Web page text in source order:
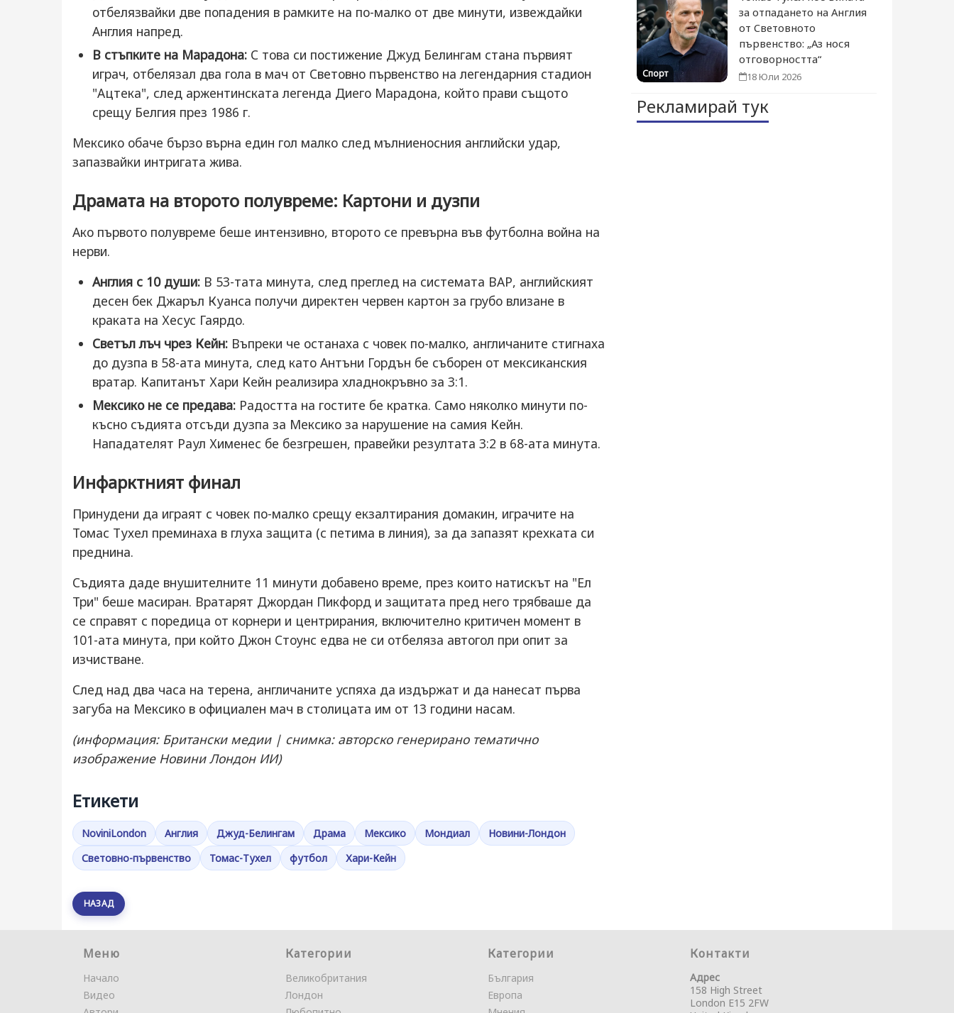
отбелязвайки две попадения в рамките на по-малко от две минути, извеждайки
Англия напред.
В стъпките на Марадона: С това си постижение Джуд Белингам стана първият
играч, отбелязал два гола в мач от Световно първенство на легендарния стадион
"Ацтека", след аржентинската легенда Диего Марадона, който прави същото
срещу Белгия през 1986 г.
Мексико обаче бързо върна един гол малко след мълниеносния английски удар,
запазвайки интригата жива.
Драмата на второто полувреме: Картони и дузпи
Ако първото полувреме беше интензивно, второто се превърна във футболна война на
нерви.
Англия с 10 души: В 53-тата минута, след преглед на системата ВАР, английският
десен бек Джаръл Куанса получи директен червен картон за грубо влизане в
краката на Хесус Гаярдо.
Светъл лъч чрез Кейн: Въпреки че останаха с човек по-малко, англичаните стигнаха
до дузпа в 58-ата минута, след като Антъни Гордън бе съборен от мексиканския
вратар. Капитанът Хари Кейн реализира хладнокръвно за 3:1.
Мексико не се предава: Радостта на гостите бе кратка. Само няколко минути по-
късно съдията отсъди дузпа за Мексико за нарушение на самия Кейн.
Нападателят Раул Хименес бе безгрешен, правейки резултата 3:2 в 68-ата минута.
Инфарктният финал
Принудени да играят с човек по-малко срещу екзалтирания домакин, играчите на
Томас Тухел преминаха в глуха защита (с петима в линия), за да запазят крехката си
преднина.
Съдията даде внушителните 11 минути добавено време, през които натискът на "Ел
Три" беше масиран. Вратарят Джордан Пикфорд и защитата пред него трябваше да
се справят с поредица от корнери и центрирания, включително критичен момент в
101-ата минута, при който Джон Стоунс едва не си отбеляза автогол при опит за
изчистване.
След над два часа на терена, англичаните успяха да издържат и да нанесат първа
загуба на Мексико в официален мач в столицата им от 13 години насам.
(информация: Британски медии | снимка: авторско генерирано тематично
изображение Новини Лондон ИИ)
Етикети
NoviniLondon Англия Джуд-Белингам Драма Мексико Мондиал
Новини-Лондон
Световно-първенство
Томас-Тухел футбол Хари-Кейн
НАЗАД
Спорт
за отпадането на Англия
от Световното
първенство: „Аз нося
отговорността“
18 Юли 2026
Рекламирай тук
Меню
Начало
Видео
Категории
Великобритания
Лондон
Категории
България
Европа
Контакти
Адрес
158 High Street
London E15 2FW